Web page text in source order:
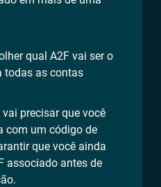
qual A2F vai ser o
todas as contas
precisar que você
com um código de
que você ainda
associado antes de